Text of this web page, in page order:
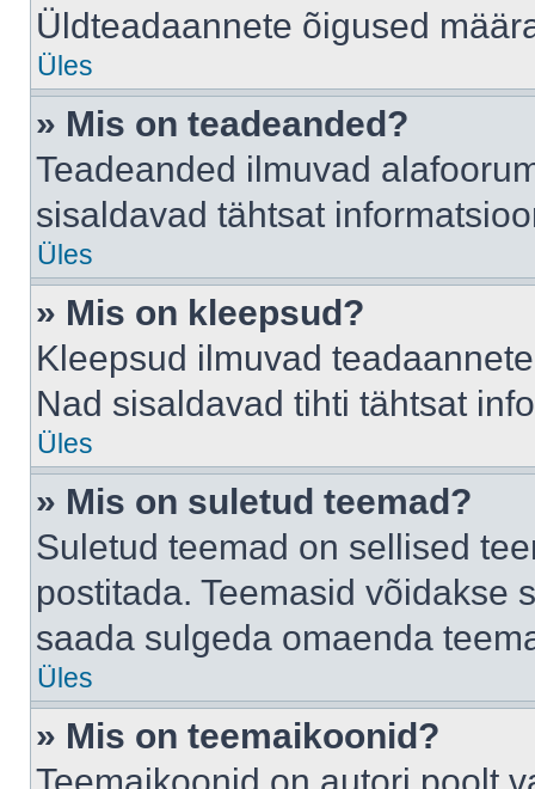
Üldteadaannete õigused
Üles
» Mis on teadeanded?
Teadeanded ilmuvad
sisaldavad tähtsat
Üles
» Mis on kleepsud?
Kleepsud ilmuvad
Nad sisaldavad tihti tähtsat
Üles
» Mis on suletud teemad?
Suletud teemad on sellised
postitada. Teemasid võidakse
saada sulgeda omaenda
Üles
» Mis on teemaikoonid?